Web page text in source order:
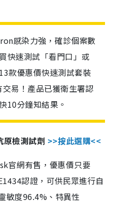
感染力強，確診個案數
快速測試「看門口」或
款優惠價快速測試套裝
易！產品已獲衛生署認
10分鐘知結果。
原檢測試劑 >>按此選購<<
官網有售，優惠價只要
認證，可供民眾進行自
敏度96.4%、特異性